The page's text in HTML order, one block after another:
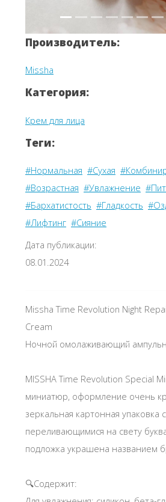
Производитель:
Missha
Категория:
Крем для лица
Теги:
#Нормальная #Сухая
#Возрастная #Увлажнение
#Бархатистость #Гладкость
#Лифтинг #Сияние
Дата публикации:
08.01.2024
Missha Time Revolution Night
Cream
Ночной омолаживающий
MISSHA Time Revolution Special
миниатюр, оформление очень
зеркальная картонная упаковка с
переливающимися на свету
подложка украшена названием
🔍Содержит: